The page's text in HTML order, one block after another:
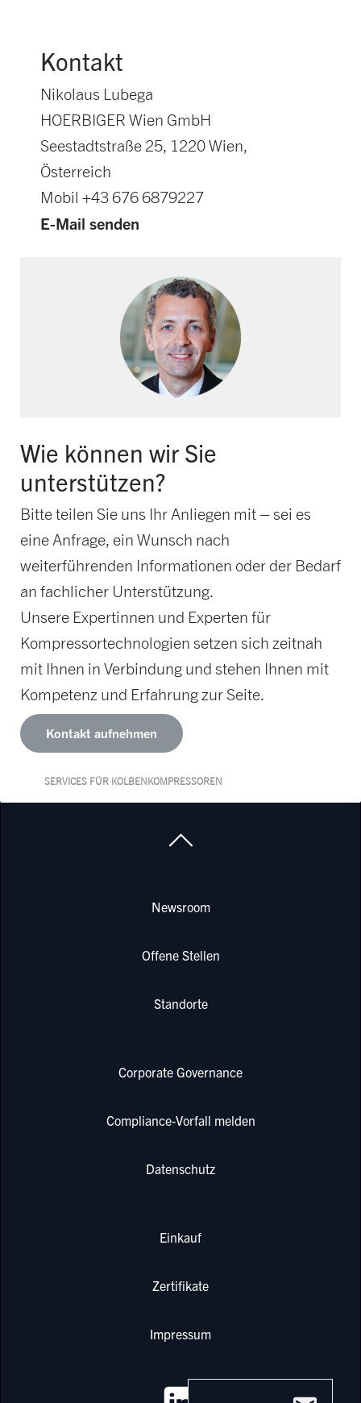
Kontakt
Nikolaus Lubega
HOERBIGER Wien GmbH
Seestadtstraße 25, 1220 Wien,
Österreich
Mobil +43 676 6879227
E-Mail senden
Wie können wir Sie
unterstützen?
Bitte teilen Sie uns Ihr Anliegen mit – sei es
eine Anfrage, ein Wunsch nach
weiterführenden Informationen oder der Bedarf
an fachlicher Unterstützung.
Unsere Expertinnen und Experten für
Kompressortechnologien setzen sich zeitnah
mit Ihnen in Verbindung und stehen Ihnen mit
Kompetenz und Erfahrung zur Seite.
Kontakt aufnehmen
SERVICES FÜR KOLBENKOMPRESSOREN
Newsroom
Offene Stellen
Standorte
Corporate Governance
Compliance-Vorfall melden
Datenschutz
Einkauf
Zertifikate
Impressum